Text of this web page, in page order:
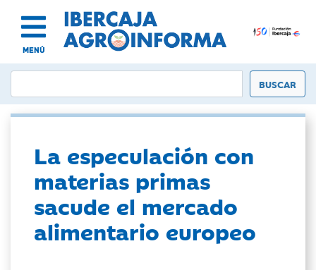
MENÚ
La especulación con
materias primas
sacude el mercado
alimentario europeo